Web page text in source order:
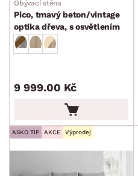
Obývací stěna
Pico, tmavý beton/vintage
optika dřeva, s osvětlením
9 999.00 Kč
ASKO TIP AKCE Výprodej